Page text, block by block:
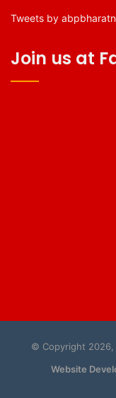
Tweets by
Join us at
© Copyright 2026,
Website